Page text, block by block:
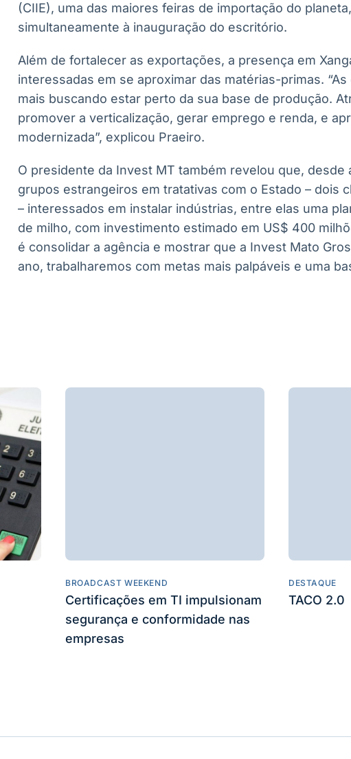
(CIIE), uma das maiores feiras de importação do
simultaneamente à inauguração do escritório.
Além de fortalecer as exportações, a presença em
interessadas em se aproximar das matérias-primas.
mais buscando estar perto da sua base de produção.
promover a verticalização, gerar emprego e renda, e
modernizada”, explicou Praeiro.
O presidente da Invest MT também revelou que, desde
grupos estrangeiros em tratativas com o Estado – dois
– interessados em instalar indústrias, entre elas uma
de milho, com investimento estimado em US$ 400
é consolidar a agência e mostrar que a Invest Mato
ano, trabalharemos com metas mais palpáveis e uma
BROADCAST WEEKEND
Certificações em TI impulsionam
segurança e conformidade nas
empresas
DESTAQUE
TACO 2.0